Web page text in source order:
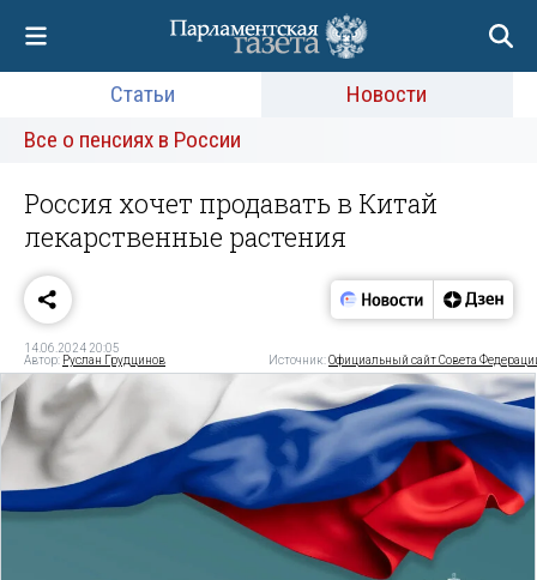
Статьи
Новости
Все о пенсиях в России
Россия хочет продавать в Китай
лекарственные растения
14.06.2024 20:05
Автор: Руслан Грудцинов Источник:Официальный сайт Совета